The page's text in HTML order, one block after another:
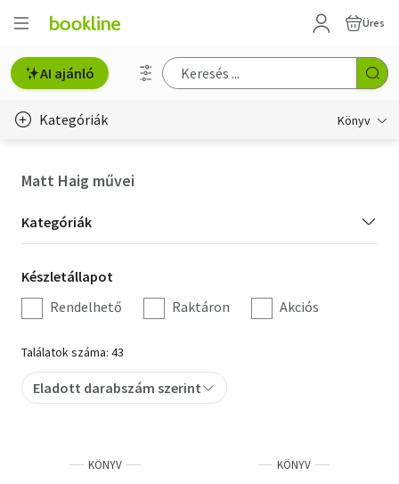
Üres
AI ajánló
Kategóriák Könyv
Hobbi, szabadidő
Irodalom
Művészet
Szakkönyv
Tankönyv, segédkönyv
Matt Haig művei
Kategória
szűrés
Kategóriák
Készletállapot
szűrés
Készletállapot
Rendelhető
Raktáron Akciós
Találatok száma: 43
Eladott darabszám szerint
KÖNYV KÖNYV